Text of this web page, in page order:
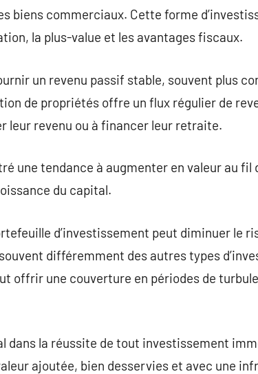
biens commerciaux. Cette forme
la plus-value et les avantages fiscaux.
un revenu passif stable, souvent plus
de propriétés offre un flux régulier de
leur revenu ou à financer leur retraite.
une tendance à augmenter en valeur au
du capital.
d’investissement peut diminuer le
différemment des autres types
offrir une couverture en périodes de
la réussite de tout investissement
ajoutée, bien desservies et avec une